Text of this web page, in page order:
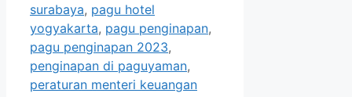
surabaya, pagu hotel
yogyakarta, pagu penginapan,
pagu penginapan 2023,
penginapan di paguyaman,
peraturan menteri keuangan